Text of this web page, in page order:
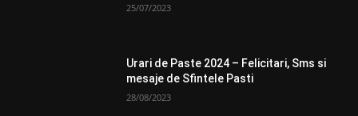
25/07/2023
Urari de Paste 2024 – Felicitari, Sms si
mesaje de Sfintele Pasti
28/08/2023